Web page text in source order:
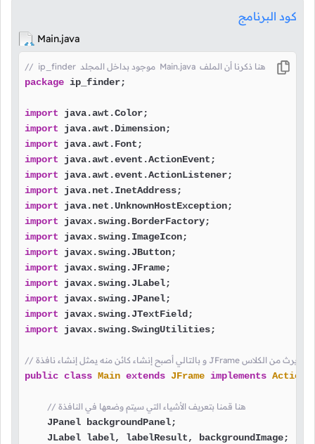
كود البرنامج
Main.java
//  ip_finder  موجود بداخل المجلد  Main.java  هنا ذكرنا أن الملف
package ip_finder;
import
import
import
import
import
import
import
import
import
import
import
import
import
import
import javax.swing.SwingUtilities;
public class Main extends JFrame implements
// هنا قمنا بتعريف الأشياء التي سيتم وضعها في النافذة
    JPanel backgroundPanel;
    JLabel label, labelResult, backgroundImage;